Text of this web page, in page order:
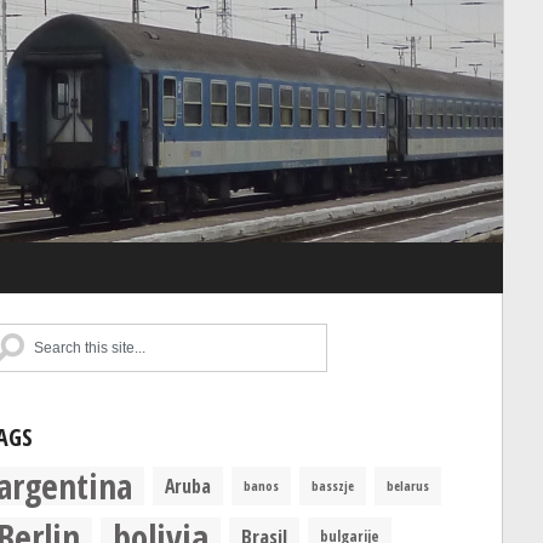
Aruba banos basszje belarus
Brasil bulgarije